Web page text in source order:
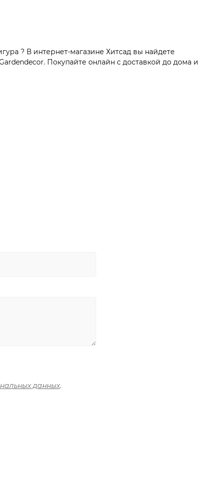
? В интернет-магазине Хитсад вы найдете
Покупайте онлайн с доставкой до дома и
данных.